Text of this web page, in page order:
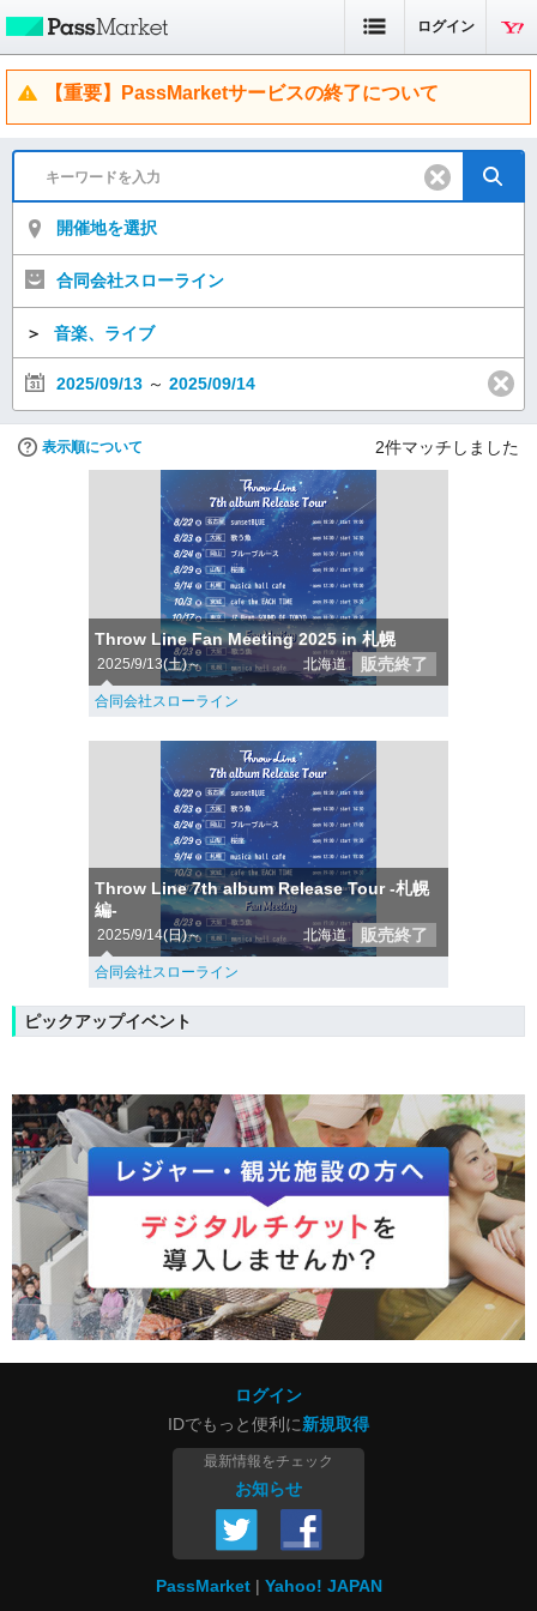
ログイン
【重要】PassMarketサービスの終了について
開催地を選択
合同会社スローライン
＞ 音楽、ライブ
2025/09/13 ～ 2025/09/14
表示順について 2件マッチしました
Throw Line Fan Meeting 2025 in 札幌
2025/9/13(土)～ 北海道 販売終了
合同会社スローライン
Throw Line 7th album Release Tour -札幌
編-
2025/9/14(日)～ 北海道 販売終了
合同会社スローライン
ピックアップイベント
ログイン
IDでもっと便利に新規取得
最新情報をチェック
お知らせ
PassMarket Yahoo! JAPAN